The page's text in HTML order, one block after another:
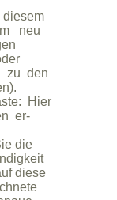
diesem
neu
zu  den
Hier
er-
die
diese